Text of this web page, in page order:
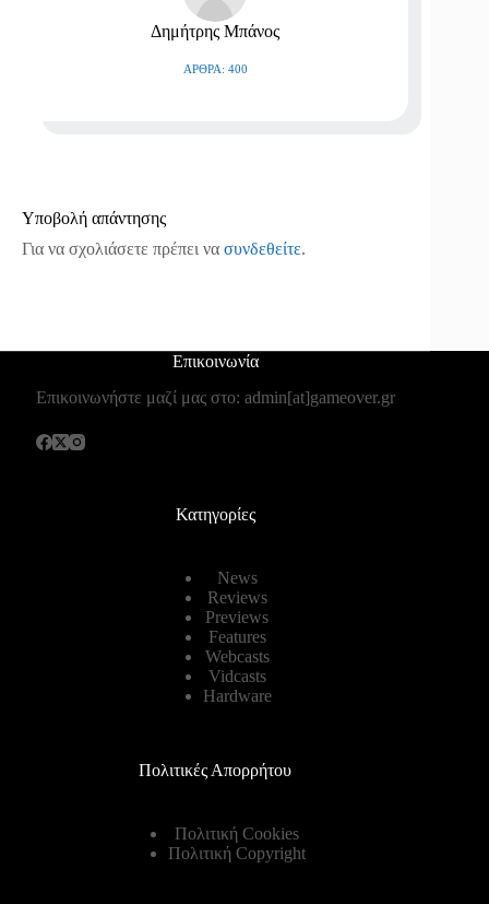
Δημήτρης Μπάνος
ΆΡΘΡΑ: 400
Υποβολή απάντησης
Για να σχολιάσετε πρέπει να συνδεθείτε.
Επικοινωνία
Επικοινωνήστε μαζί μας στο: admin[at]gameover.gr
Κατηγορίες
News
Reviews
Previews
Features
Webcasts
Vidcasts
Hardware
Πολιτικές Απορρήτου
Πολιτική Cookies
Πολιτική Copyright